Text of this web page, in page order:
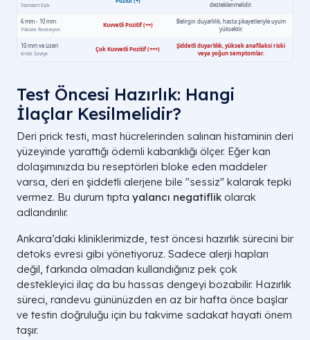
Test Öncesi Hazırlık: Hangi
İlaçlar Kesilmelidir?
Deri prick testi, mast hücrelerinden salınan histaminin deri
yüzeyinde yarattığı ödemli kabarıklığı ölçer. Eğer kan
dolaşımınızda bu reseptörleri bloke eden maddeler
varsa, deri en şiddetli alerjene bile "sessiz" kalarak tepki
vermez. Bu durum tıpta yalancı negatiflik olarak
adlandırılır.
Ankara’daki kliniklerimizde, test öncesi hazırlık sürecini bir
detoks evresi gibi yönetiyoruz. Sadece alerji hapları
değil, farkında olmadan kullandığınız pek çok
destekleyici ilaç da bu hassas dengeyi bozabilir. Hazırlık
süreci, randevu gününüzden en az bir hafta önce başlar
ve testin doğruluğu için bu takvime sadakat hayati önem
taşır.